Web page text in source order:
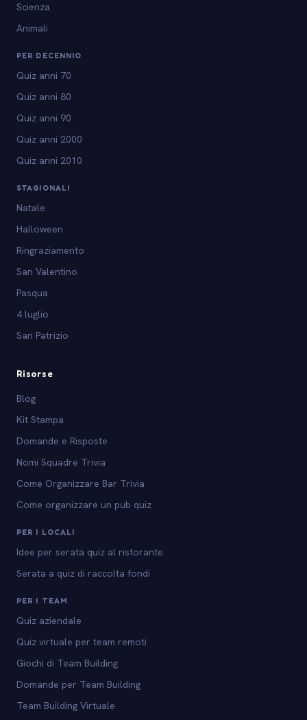
Scienza
Animali
PER DECENNIO
Quiz anni 70
Quiz anni 80
Quiz anni 90
Quiz anni 2000
Quiz anni 2010
STAGIONALI
Natale
Halloween
Ringraziamento
San Valentino
Pasqua
4 luglio
San Patrizio
Risorse
Blog
Kit Stampa
Domande e Risposte
Nomi Squadre Trivia
Come Organizzare Bar Trivia
Come organizzare un pub quiz
PER I LOCALI
Idee per serata quiz al ristorante
Serata a quiz di raccolta fondi
PER I TEAM
Quiz aziendale
Quiz virtuale per team remoti
Giochi di Team Building
Domande per Team Building
Team Building Virtuale